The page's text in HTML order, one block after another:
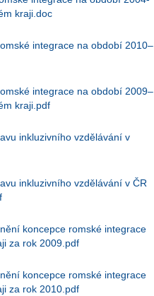
kraji.doc
integrace na období 2010–
integrace na období 2009–
kraji.pdf
inkluzivního vzdělávání v
inkluzivního vzdělávání v ČR
koncepce romské integrace
za rok 2009.pdf
koncepce romské integrace
za rok 2010.pdf